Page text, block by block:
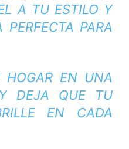
A TU ESTILO Y
PARA
HOGAR EN UNA
DEJA QUE TU
EN CADA